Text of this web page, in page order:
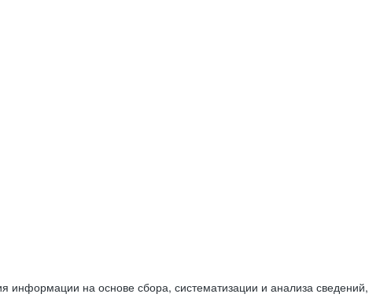
информации на основе сбора, систематизации и анализа сведений,